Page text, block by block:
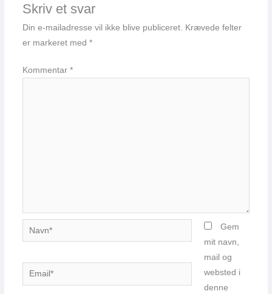
Skriv et svar
Din e-mailadresse vil ikke blive publiceret. Krævede felter
er markeret med *
Kommentar *
Navn*
Email*
Gem
mit navn,
mail og
websted i
denne